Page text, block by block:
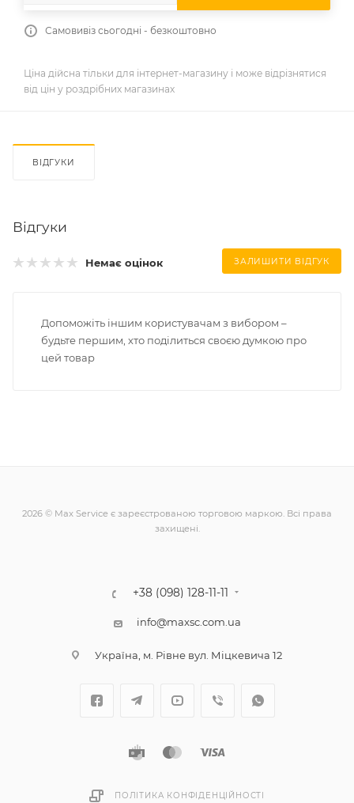
Самовивіз сьогодні - безкоштовно
Ціна дійсна тільки для інтернет-магазину і може відрізнятися
від цін у роздрібних магазинах
ВІДГУКИ
Відгуки
Немає оцінок ЗАЛИШИТИ ВІДГУК
Допоможіть іншим користувачам з вибором –
будьте першим, хто поділиться своєю думкою про
цей товар
2026 © Max Service є зареєстрованою торговою маркою. Всі права
захищені.
+38 (098) 128-11-11
info@maxsc.com.ua
Українa, м. Рівне вул. Міцкевича 12
ПОЛІТИКА КОНФІДЕНЦІЙНОСТІ